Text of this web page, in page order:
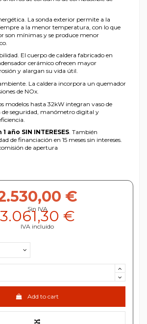
La sonda exterior permite a la
a la menor temperatura, con lo que
son mínimas y se produce menor
El cuerpo de caldera fabricado en
cerámico ofrecen mayor
y alargan su vida útil.
La caldera incorpora un quemador
de NOx.
modelos hasta 32kW integran vaso de
de seguridad, manómetro digital y
año SIN INTERESES. También
de financiación en 15 meses sin intereses.
de apertura
€
Sin IVA
3.061,30 €
IVA incluido
Add to cart